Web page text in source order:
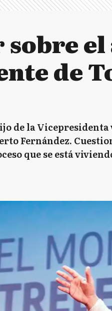
el
de
de la
Fernández.
que se está